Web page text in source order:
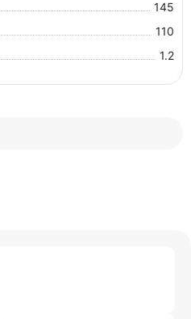
145
110
1.2